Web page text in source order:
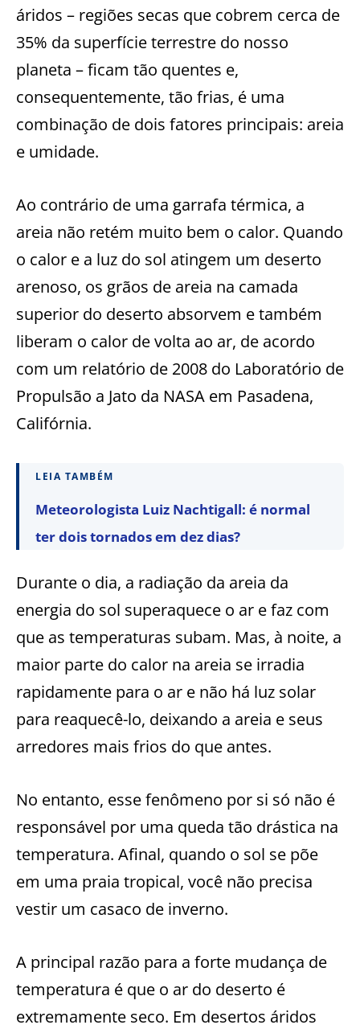
áridos – regiões secas que cobrem cerca de
35% da superfície terrestre do nosso
planeta – ficam tão quentes e,
consequentemente, tão frias, é uma
combinação de dois fatores principais: areia
e umidade.
Ao contrário de uma garrafa térmica, a
areia não retém muito bem o calor. Quando
o calor e a luz do sol atingem um deserto
arenoso, os grãos de areia na camada
superior do deserto absorvem e também
liberam o calor de volta ao ar, de acordo
com um relatório de 2008 do Laboratório de
Propulsão a Jato da NASA em Pasadena,
Califórnia.
LEIA TAMBÉM
Meteorologista Luiz Nachtigall: é normal
ter dois tornados em dez dias?
Durante o dia, a radiação da areia da
energia do sol superaquece o ar e faz com
que as temperaturas subam. Mas, à noite, a
maior parte do calor na areia se irradia
rapidamente para o ar e não há luz solar
para reaquecê-lo, deixando a areia e seus
arredores mais frios do que antes.
No entanto, esse fenômeno por si só não é
responsável por uma queda tão drástica na
temperatura. Afinal, quando o sol se põe
em uma praia tropical, você não precisa
vestir um casaco de inverno.
A principal razão para a forte mudança de
temperatura é que o ar do deserto é
extremamente seco. Em desertos áridos